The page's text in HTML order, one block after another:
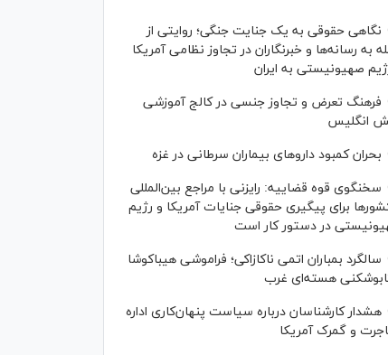
نگاهی حقوقی به یک جنایت جنگی؛ روایتی از
به رسانه‌ها و خبرنگاران در تجاوز نظامی آمریکا
صهیونیستی به ایران
فرهنگ تعرض و تجاوز جنسی در کالج آموزشی
انگلیس
بحران کمبود دارو‌های بیماران سرطانی در غزه
سخنگوی قوه قضاییه: رایزنی‌ با مراجع بین‌المللی
برای پیگیری حقوقی جنایات آمریکا و رژیم
در دستور کار است
سالگرد بمباران اتمی ناکازاکی؛ فراموشی هیباکوشا
هسته‌ای غرب
هشدار کارشناسان درباره سیاست پنهان‌کاری اداره
و گمرک آمریکا